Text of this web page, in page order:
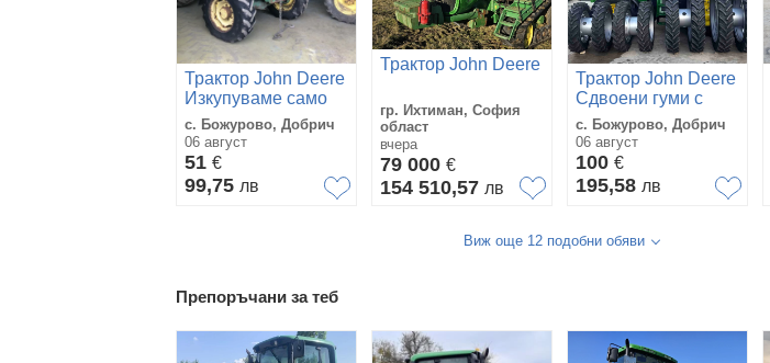
Трактор John Deere
Изкупуваме само
John Deere
трактори
с. Божурово, Добрич
06 август
51 €
99,75 лв
Трактор John Deere
гр. Ихтиман, София
област
вчера
79 000 €
154 510,57 лв
Трактор John Deere
Сдвоени гуми с
джанти за John
Deere
с. Божурово, Добрич
06 август
100 €
195,58 лв
Виж още 12 подобни обяви
Препоръчани за теб